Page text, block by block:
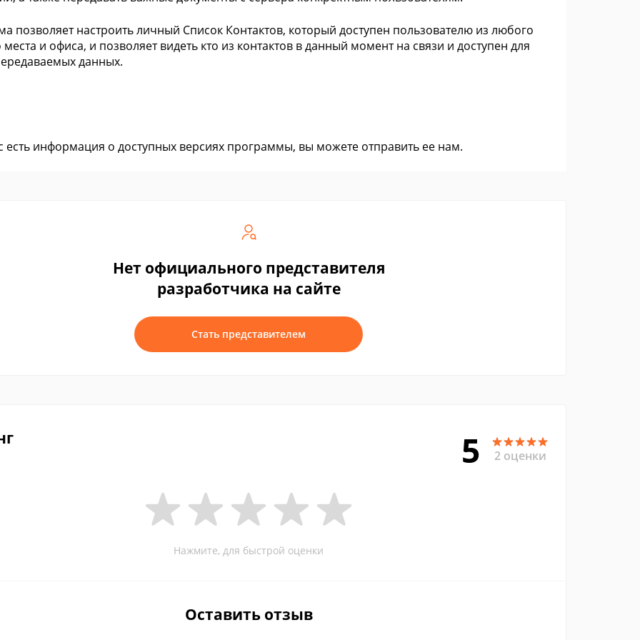
позволяет настроить личный Список Контактов, который доступен пользователю из любого
и офиса, и позволяет видеть кто из контактов в данный момент на связи и доступен для
данных.
есть информация о доступных версиях программы, вы можете отправить ее нам.
Нет официального представителя
разработчика на сайте
Стать представителем
5 2 оценки
Нажмите, для быстрой оценки
Оставить отзыв